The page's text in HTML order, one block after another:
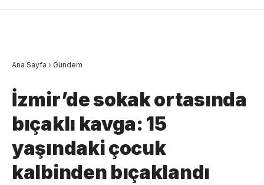
Ana Sayfa › Gündem
İzmir’de sokak ortasında
bıçaklı kavga: 15
yaşındaki çocuk
kalbinden bıçaklandı